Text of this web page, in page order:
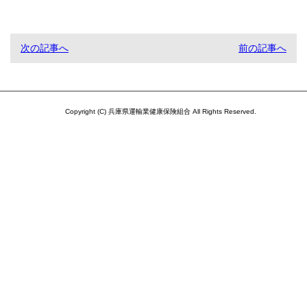
次の記事へ 前の記事へ
Copyright (C) 兵庫県運輸業健康保険組合 All Rights Reserved.